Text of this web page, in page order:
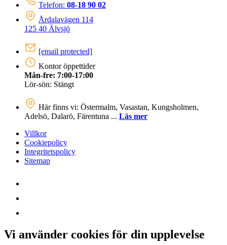
Telefon: 08-18 90 02
Årdalavägen 114
125 40 Älvsjö
[email protected]
Kontor öppettider
Mån-fre: 7:00-17:00
Lör-sön: Stängt
Här finns vi: Östermalm, Vasastan, Kungsholmen,
Adelsö, Dalarö, Färentuna ... Läs mer
Villkor
Cookiepolicy
Integritetspolicy
Sitemap
Vi använder cookies för din upplevelse